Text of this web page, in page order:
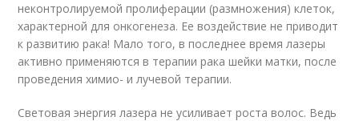
неконтролируемой пролиферации (размножения) клеток,
характерной для онкогенеза. Ее воздействие не приводит
к развитию рака! Мало того, в последнее время лазеры
активно применяются в терапии рака шейки матки, после
проведения химио- и лучевой терапии.
Световая энергия лазера не усиливает роста волос. Ведь